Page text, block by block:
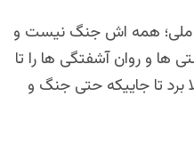
و ملی؛ همه اش جنگ نیست و
ها و روان آشفتگی ها را تا
برد تا جاییکه حتی جنگ و